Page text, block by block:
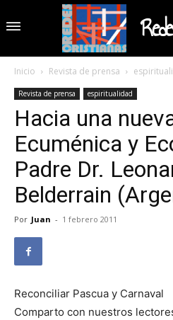
Inicio Revista de prensa
Revista de prensa espiritualidad
Hacia una
Ecuménica y
Padre Dr.
Belderrain
Por Juan - 1 febrero 2011
Reconciliar Pascua y Carnaval
Comparto con nuestros